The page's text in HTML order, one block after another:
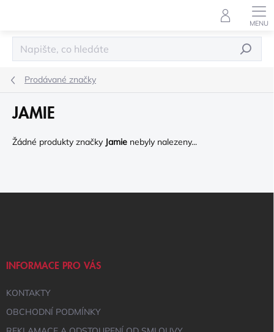
HLEDAT
Prodávané značky
JAMIE
Žádné produkty značky Jamie nebyly nalezeny...
INFORMACE PRO VÁS
KONTAKTY
OBCHODNÍ PODMÍNKY